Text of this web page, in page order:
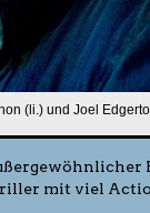
(li.) und Joel
mit viel